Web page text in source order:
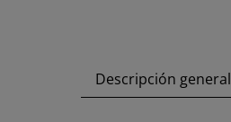
Descripción general